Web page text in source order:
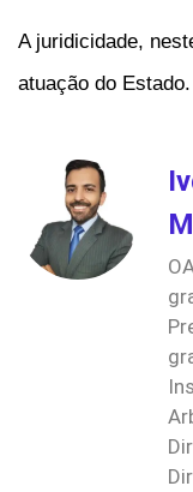
A juridicidade,
atuação do Estado.